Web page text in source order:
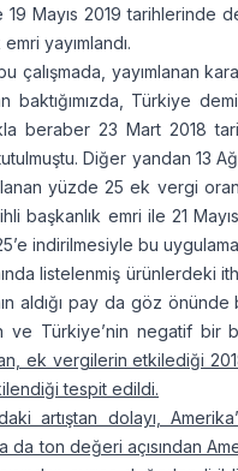
Mayıs 2019 tarihlerinde
yayımlandı.
çalışmada, yayımlanan
baktığımızda, Türkiye
beraber 23 Mart 2018
Diğer yandan 13
yüzde 25 ek vergi
başkanlık emri ile 21
indirilmesiyle bu
listelenmiş ürünlerdeki
aldığı pay da göz
ve Türkiye’nin negatif bir
ek vergilerin etkilediği
tespit edildi.
artıştan dolayı,
da ton değeri açısından